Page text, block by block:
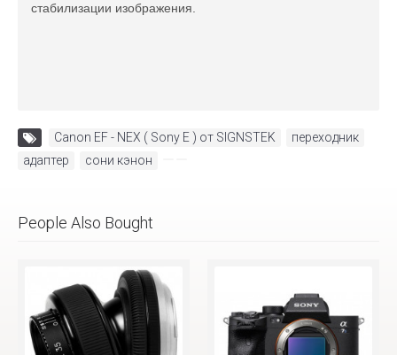
стабилизации изображения.
Canon EF - NEX ( Sony E ) от SIGNSTEK переходник
адаптер
сони кэнон
People Also Bought